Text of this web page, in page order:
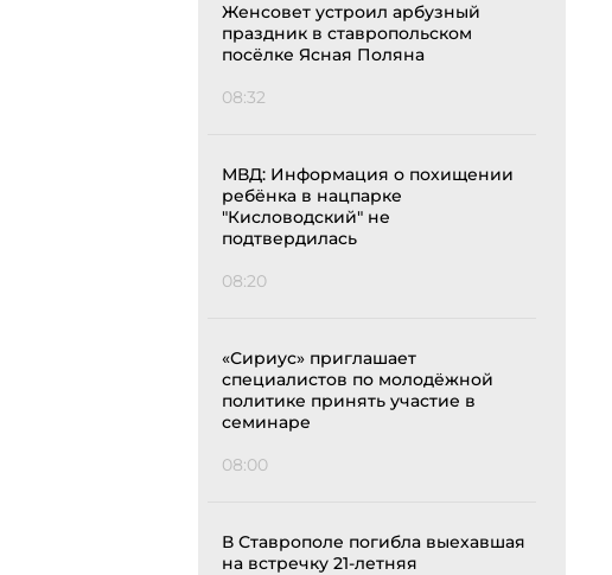
Женсовет устроил арбузный
праздник в ставропольском
посёлке Ясная Поляна
08:32
МВД: Информация о похищении
ребёнка в нацпарке
"Кисловодский" не
подтвердилась
08:20
«Сириус» приглашает
специалистов по молодёжной
политике принять участие в
семинаре
08:00
В Ставрополе погибла выехавшая
на встречку 21-летняя